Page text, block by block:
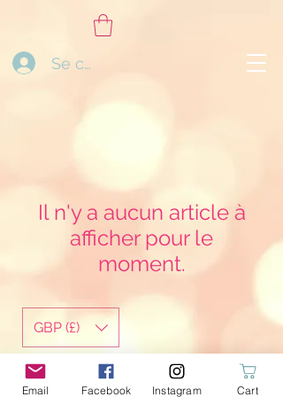
Se connecter
Il n'y a aucun article à
afficher pour le
moment.
GBP (£)
ohmyGcreations@gmail.com
Email Facebook Instagram Cart